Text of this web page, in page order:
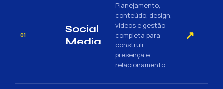
01
Social
Media
Planejamento,
conteúdo, design,
vídeos e gestão
completa para
construir
presença e
relacionamento.
↗